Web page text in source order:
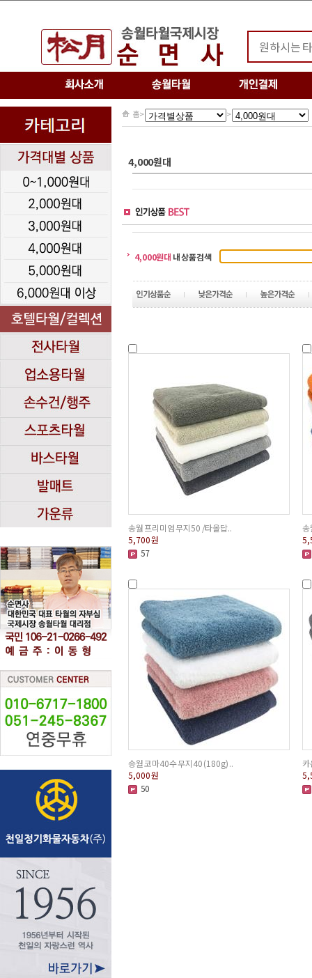
홈> >
4,000원대
4,000원대 내 상품검색
송월 프리미엄 무지50 /타올답..
5,700원
57
송
송월 코마40수 무지40 (180g) ..
5,000원
50